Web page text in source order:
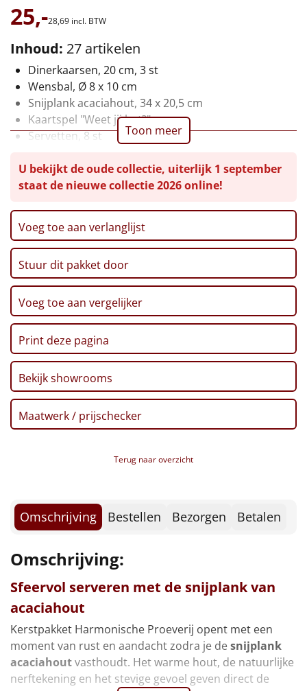
Luxe
Mannen
Vrouwen
Duurzaam
Goedkope
Uniek
Alle thema's
Artikel
Hitster NIEUW
Pizzarette
Tas
Wake up light
Slowcooker POPULAIR
Noodradio
Deken (fleece plaid)
Alle artikelen
Overige
Ideeën
25,-28,69 incl. BTW
Inhoud: 27 artikelen
Dinerkaarsen, 20 cm, 3 st
Wensbal, Ø 8 x 10 cm
Snijplank acaciahout, 34 x 20,5 cm
Kaartspel "Weet jij het?"
Servetten, 8 st
Santa's truck, gevuld met:
* Marshmallows
3D Kerstboom, melkchocolade, 90 gr
Chips, Lay's sensations thai sweet chilli, 40 gr
Hartige zoutjes, 60 gr
Toast, 75 gr
Kerstkoekjes, 80 gr
Sweet box inhoud:
* Geschenkdoos 'Sweet Surprise'
* Boterwafels, 10 gr, 3 st
* Kanjers mini
* Speculoos koekjes, 25 gr
* Haribo goudbeertjes, 10 gr
* Nougat, 12 gr
* Tiny Tony chocolonely
Verpakt in een feestelijke kerstdoos, 39 x 29 x 13
Toon meer
U bekijkt de oude collectie, uiterlijk 1 september
staat de nieuwe collectie 2026 online!
Voeg toe aan verlanglijst
Stuur dit pakket door
Voeg toe aan vergelijker
Print deze pagina
Bekijk showrooms
Maatwerk / prijschecker
Terug naar overzicht
Omschrijving Bestellen Bezorgen Betalen
Omschrijving:
Sfeervol serveren met de snijplank van
acaciahout
Kerstpakket Harmonische Proeverij opent met een
moment van rust en aandacht zodra je desnijplank
acaciahoutvasthoudt. Het warme hout, de natuurlijke
nerftekening en het stevige gevoel geven direct de